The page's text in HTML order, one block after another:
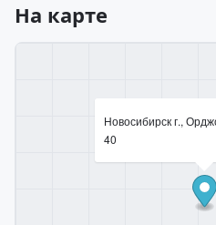
На карте
Новосибирск г.,
40